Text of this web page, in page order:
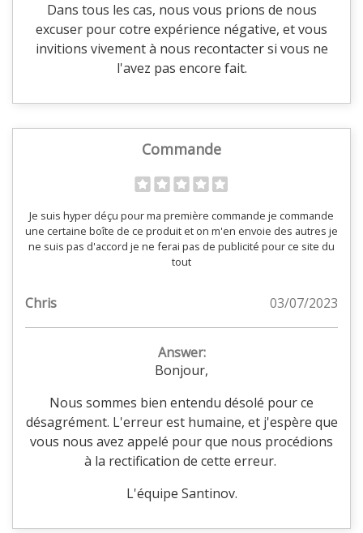
Dans tous les cas, nous vous prions de nous
excuser pour cotre expérience négative, et vous
invitions vivement à nous recontacter si vous ne
l'avez pas encore fait.
Commande
Je suis hyper déçu pour ma première commande je commande
une certaine boîte de ce produit et on m'en envoie des autres je
ne suis pas d'accord je ne ferai pas de publicité pour ce site du
tout
Chris 03/07/2023
Answer:
Bonjour,
Nous sommes bien entendu désolé pour ce
désagrément. L'erreur est humaine, et j'espère que
vous nous avez appelé pour que nous procédions
à la rectification de cette erreur.
L'équipe Santinov.